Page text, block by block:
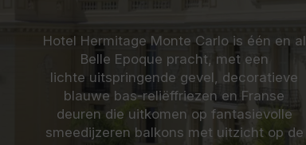
Hotel Hermitage Monte Carlo is één en al
Belle Epoque pracht, met een
lichte uitspringende gevel, decoratieve
blauwe bas-reliëffriezen en Franse
deuren die uitkomen op fantasievolle
smeedijzeren balkons met uitzicht op de